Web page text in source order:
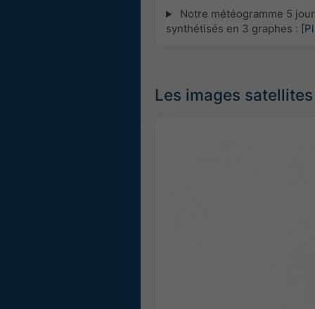
Notre météogramme 5
synthétisés en 3 graphes :
Les images